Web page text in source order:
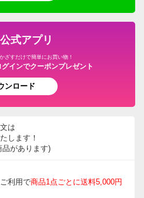
式アプリ
ざすだけで簡単にお買い物！
インでクーポンプレゼント
ンロード
は
します！
があります)
利用で商品1点ごとに送料5,000円